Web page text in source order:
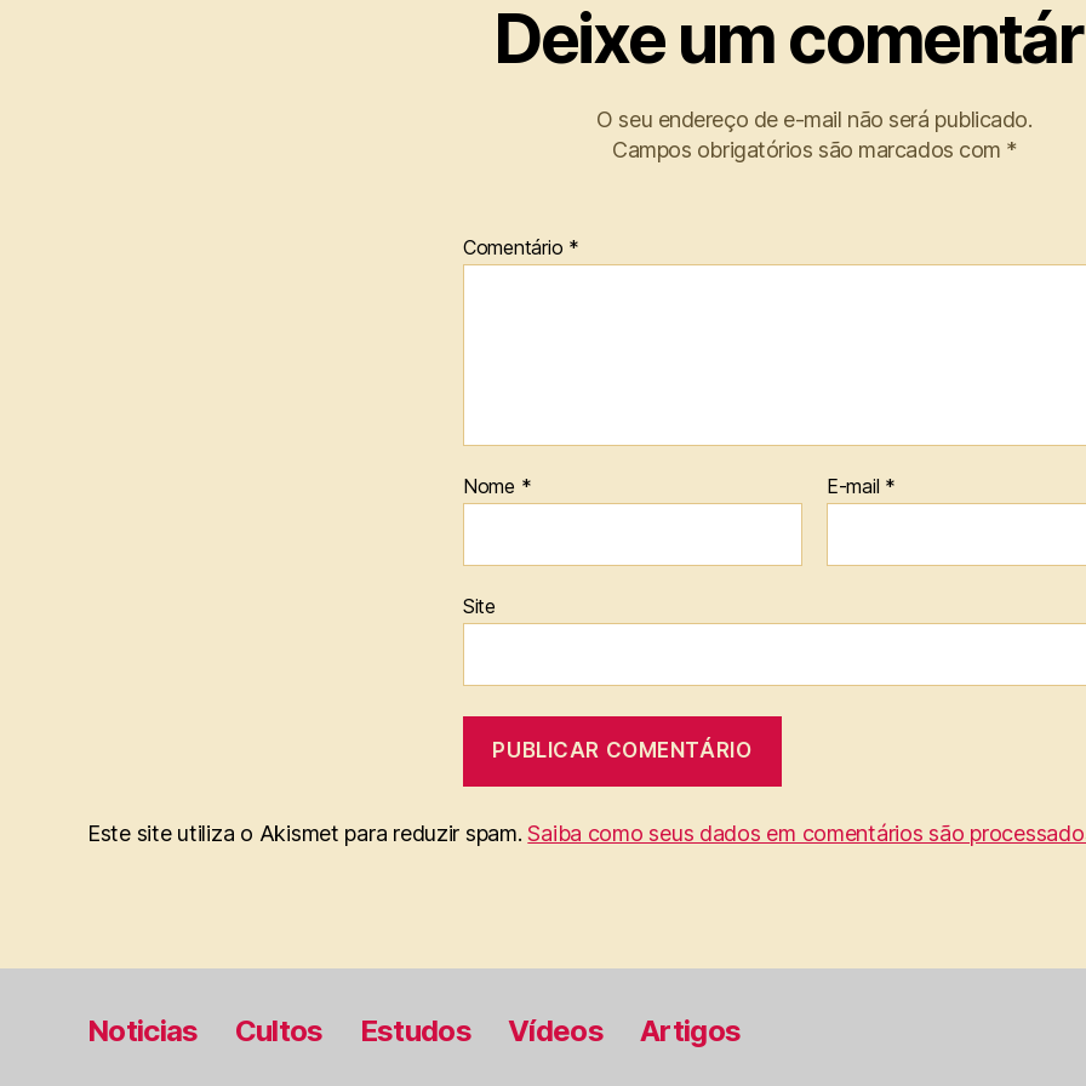
Deixe um
O seu endereço de e-mail não será publicado.
Campos obrigatórios são marcados com *
Comentário *
Nome * E-mail *
Site
Este site utiliza o Akismet para reduzir spam.Saiba como seus dados em comentários são
Noticias Cultos Estudos Vídeos Artigos